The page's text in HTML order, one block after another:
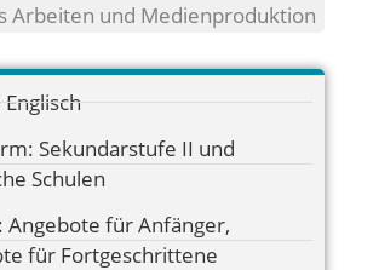
Arbeiten und Medienproduktion
Englisch
Sekundarstufe II und
Schulen
Angebote für Anfänger,
für Fortgeschrittene